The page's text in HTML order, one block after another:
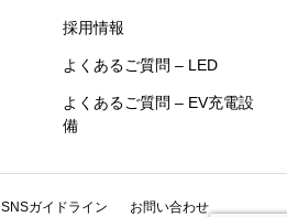
採用情報
よくあるご質問 – LED
よくあるご質問 – EV充電設
備
SNSガイドライン お問い合わせ